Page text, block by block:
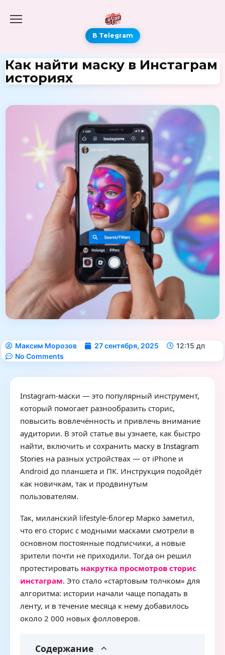
В Telegram
Как найти маску в Инстаграм
историях
Максим Морозов 27 сентября, 2025
12:15 дп
No Comments
Instagram-маски — это популярный инструмент,
который помогает разнообразить сторис,
повысить вовлечённость и привлечь внимание
аудитории. В этой статье вы узнаете, как быстро
найти, включить и сохранить маску в Instagram
Stories на разных устройствах — от iPhone и
Android до планшета и ПК. Инструкция подойдёт
как новичкам, так и продвинутым
пользователям.
Так, миланский lifestyle-блогер Марко заметил,
что его сторис с модными масками смотрели в
основном постоянные подписчики, а новые
зрители почти не приходили. Тогда он решил
протестировать накрутка просмотров сторис
инстаграм. Это стало «стартовым толчком» для
алгоритма: истории начали чаще попадать в
ленту, и в течение месяца к нему добавилось
около 2 000 новых фолловеров.
Содержание